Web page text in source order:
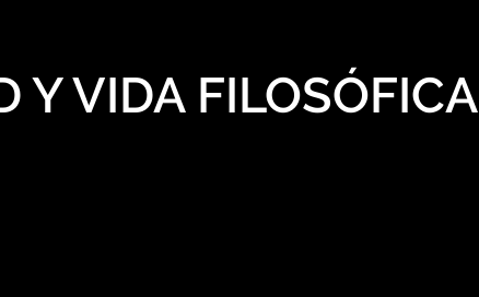
Y VIDA FILOSÓFICA